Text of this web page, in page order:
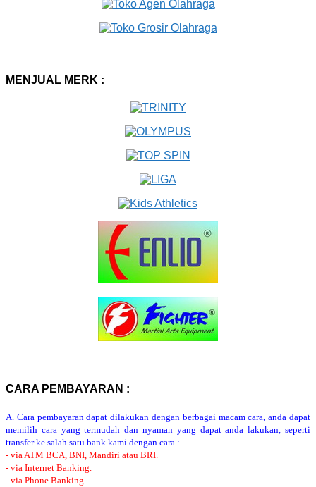
MENJUAL MERK :
CARA PEMBAYARAN :
A. Cara pembayaran dapat dilakukan dengan berbagai macam cara, anda dapat
memilih cara yang termudah dan nyaman yang dapat anda lakukan, seperti
transfer ke salah satu bank kami dengan cara :
- via ATM BCA, BNI, Mandiri atau BRI.
- via Internet Banking.
- via Phone Banking.